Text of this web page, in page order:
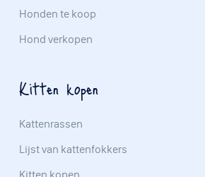
Honden te koop
Hond verkopen
Kitten kopen
Kattenrassen
Lijst van kattenfokkers